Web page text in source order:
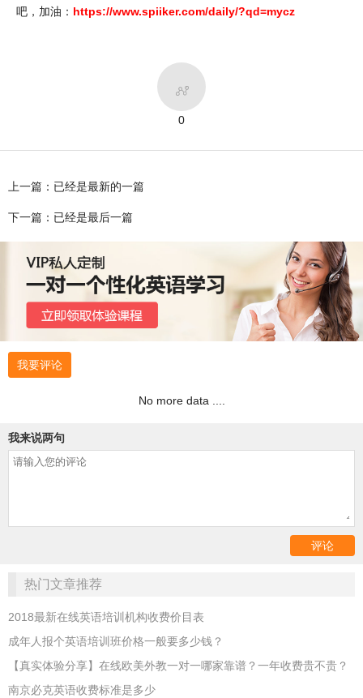
吧，加油： https://www.spiiker.com/daily/?qd=mycz

0
上一篇：已经是最新的一篇
下一篇：已经是最后一篇
我要评论
No more data ....
我来说两句
热门文章推荐
2018最新在线英语培训机构收费价目表
成年人报个英语培训班价格一般要多少钱？
【真实体验分享】在线欧美外教一对一哪家靠谱？一年收费贵不贵？
南京必克英语收费标准是多少